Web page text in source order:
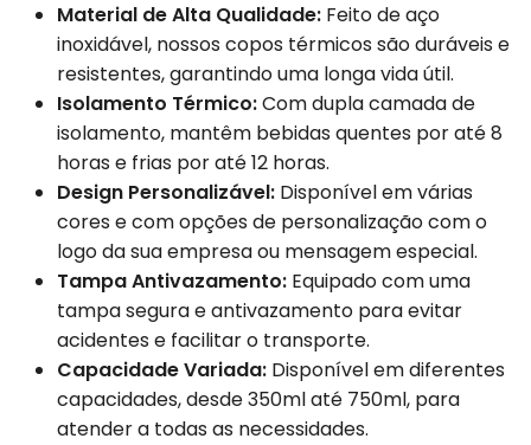
Material de Alta Qualidade: Feito de aço
inoxidável, nossos copos térmicos são duráveis e
resistentes, garantindo uma longa vida útil.
Isolamento Térmico:Com dupla camada de
isolamento, mantêm bebidas quentes por até 8
horas e frias por até 12 horas.
Design Personalizável: Disponível em várias
cores e com opções de personalização com o
logo da sua empresa ou mensagem especial.
Tampa Antivazamento: Equipado com uma
tampa segura e antivazamento para evitar
acidentes e facilitar o transporte.
Capacidade Variada: Disponível em diferentes
capacidades, desde 350ml até 750ml, para
atender a todas as necessidades.